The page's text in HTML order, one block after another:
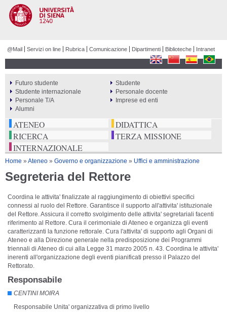
@Mail Servizi on line Rubrica Comunicazione Dipartimenti Biblioteche Intranet
ATENEO
DIDATTICA
RICERCA
TERZA MISSIONE
INTERNAZIONALE
PERCORSI
Futuro studente
Studente
Studente internazionale
Personale docente
Personale T/A
Imprese ed enti
Alumni
Tu sei qui
Home » Ateneo » Governo e organizzazione » Uffici e amministrazione
Segreteria del Rettore
Coordina le attivita' finalizzate al raggiungimento di obiettivi specifici
connessi al ruolo del Rettore. Garantisce il supporto all'attivita' istituzionale
del Rettore. Assicura il corretto svolgimento delle attivita' segretariali facenti
riferimento al Rettore. Cura il cerimoniale di Ateneo e organizza gli eventi
caratterizzanti la funzione rettorale. Cura l'attivita' di supporto agli Organi di
Ateneo e alla Direzione generale nella predisposizione dei Programmi
triennali di Ateneo di cui alla Legge 31 marzo 2005 n. 43. Coordina le attivita'
inerenti all'organizzazione degli eventi pianificati presso il Palazzo del
Rettorato.
Responsabile
CENTINI MOIRA
Responsabile Unita' organizzativa di primo livello